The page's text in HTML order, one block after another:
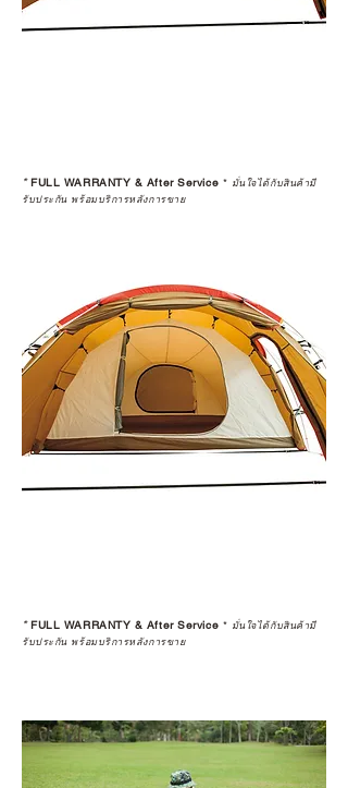
*FULL WARRANTY & After Service * มั่นใจได้กับสินค้ามี
รับประกัน พร้อมบริการหลังการขาย
*FULL WARRANTY & After Service * มั่นใจได้กับสินค้ามี
รับประกัน พร้อมบริการหลังการขาย